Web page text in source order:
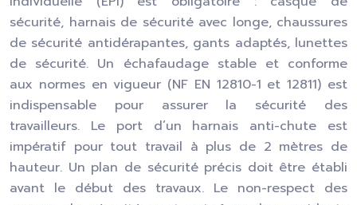
sécurité, harnais de sécurité avec longe, chaussures
de sécurité antidérapantes, gants adaptés, lunettes
de sécurité. Un échafaudage stable et conforme
aux normes en vigueur (NF EN 12810-1 et 12811) est
indispensable pour assurer la sécurité des
travailleurs. Le port d’un harnais anti-chute est
impératif pour tout travail à plus de 2 mètres de
hauteur. Un plan de sécurité précis doit être établi
avant le début des travaux. Le non-respect des